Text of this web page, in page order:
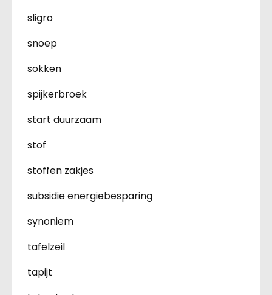
sligro
snoep
sokken
spijkerbroek
start duurzaam
stof
stoffen zakjes
subsidie energiebesparing
synoniem
tafelzeil
tapijt